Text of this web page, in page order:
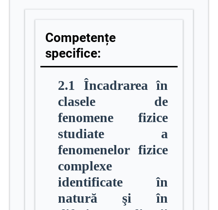
Competențe
specifice:
2.1 Încadrarea în
clasele de
fenomene fizice
studiate a
fenomenelor fizice
complexe
identificate în
natură şi în